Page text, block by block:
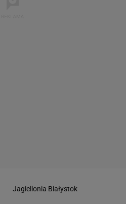
Jagiellonia Białystok